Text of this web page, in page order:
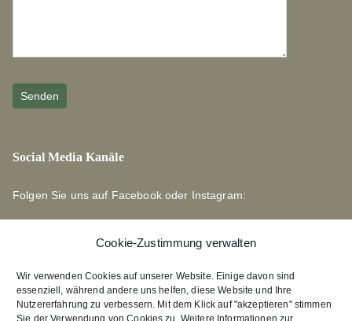
Cookie-Zustimmung verwalten
Wir verwenden Cookies auf unserer Website. Einige davon sind
essenziell, während andere uns helfen, diese Website und Ihre
Nutzererfahrung zu verbessern. Mit dem Klick auf "akzeptieren" stimmen
Sie der Verwendung von Cookies zu. Weitere Informationen zur
Social Media Kanäle
Folgen Sie uns auf Facebook oder Instagram:
Links zu unseren Partnerverlagen